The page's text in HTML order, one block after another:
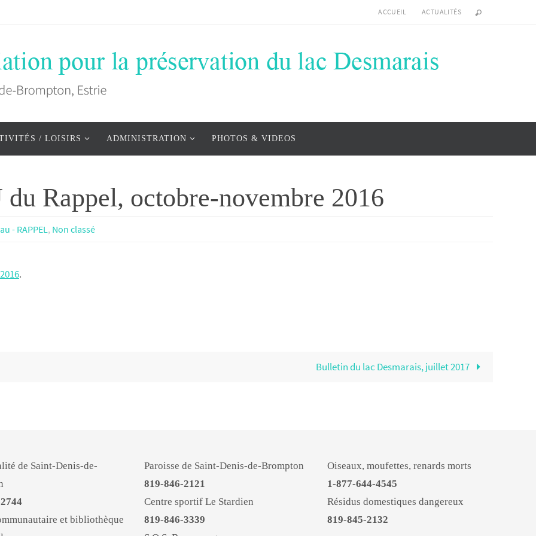
ACCUEIL ACTUALITÉS
/ LOISIRS ADMINISTRATION PHOTOS & VIDEOS
Rappel, octobre-novembre 2016
- RAPPEL, Non classé
.
Bulletin du lac Desmarais, juillet 2017
de Saint-Denis-de-
et bibliothèque
Paroisse de Saint-Denis-de-Brompton
819-846-2121
Centre sportif Le Stardien
819-846-3339
Oiseaux, moufettes, renards morts
1-877-644-4545
Résidus domestiques dangereux
819-845-2132